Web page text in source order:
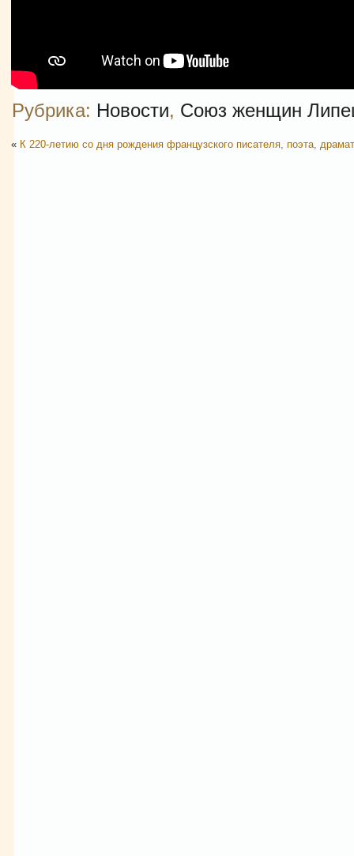
Рубрика: Новости, Союз женщин
« К 220-летию со дня рождения французского писателя, поэта,